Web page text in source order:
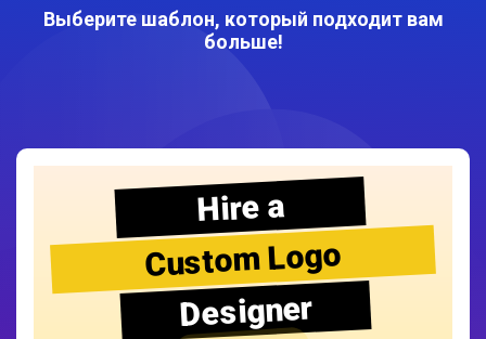
Выберите шаблон, который подходит вам
больше!
Hire a
Custom Logo
Designer